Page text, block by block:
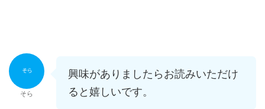
そら
興味がありましたらお読みいただけ
ると嬉しいです。